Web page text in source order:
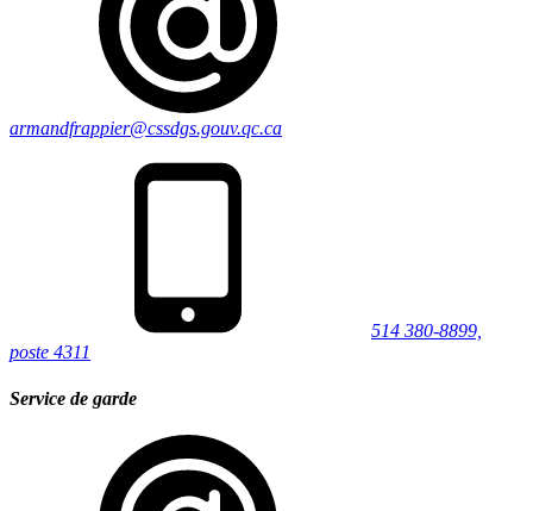
armandfrappier@cssdgs.gouv.qc.ca
514 380-8899,
poste 4311
Service de garde